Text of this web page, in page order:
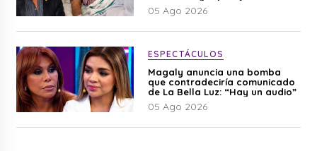
Cherres
05 Ago 2026
ESPECTÁCULOS
Magaly anuncia una bomba
que contradeciría comunicado
de La Bella Luz: “Hay un audio”
05 Ago 2026